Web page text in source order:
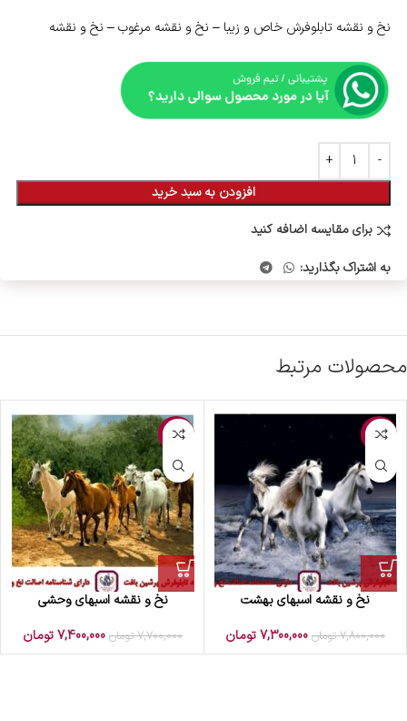
نخ و نقشه تابلوفرش خاص و زیبا – نخ و نقشه مرغوب – نخ و نقشه
افزودن به سبد خرید
برای مقایسه اضافه کنید
به اشتراک بگذارید:
محصولات مرتبط
-6%
نخ و نقشه اسبهای بهشت
7,800,000 تومان 7,300,000تومان
-4%
نخ و نقشه اسبهای وحشی
7,700,000 تومان 7,400,000تومان